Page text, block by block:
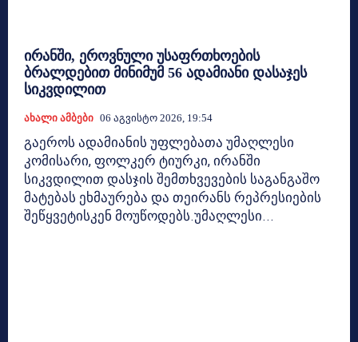
ირანში, ეროვნული უსაფრთხოების
ბრალდებით მინიმუმ 56 ადამიანი დასაჯეს
სიკვდილით
Ახალი Ამბები 06 Აგვისტო 2026, 19:54
გაეროს ადამიანის უფლებათა უმაღლესი
კომისარი, ფოლკერ ტიურკი, ირანში
სიკვდილით დასჯის შემთხვევების საგანგაშო
მატებას ეხმაურება და თეირანს რეპრესიების
შეწყვეტისკენ მოუწოდებს.უმაღლესი...